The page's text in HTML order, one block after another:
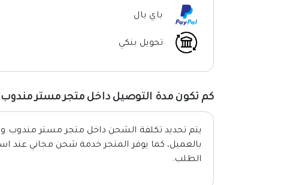
باي بال
تحويل بنكي
كم تكون مدة التوصيل داخل متجر مستر
يتم تحديد تكلفة الشحن داخل متجر مستر مندوب
بالعميل، كما يوفر المتجر خدمة شحن مجاني عند
الطلب.